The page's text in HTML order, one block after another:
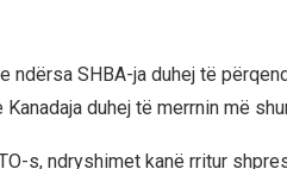
ndërsa SHBA-ja duhej të
Kanadaja duhej të merrnin më
s, ndryshimet kanë rritur